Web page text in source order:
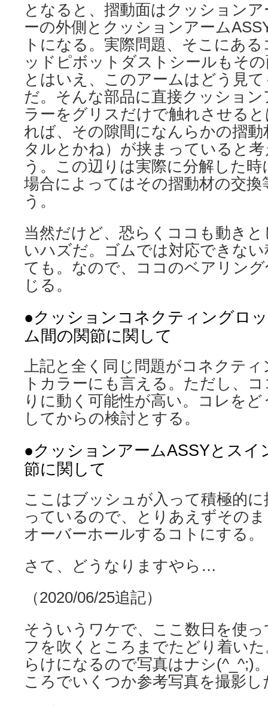
となると、摺動面はクッション
ーの外側とクッションアーム
トになる。実際問題、そこにあ
ッドピボットダストシールもそ
とはいえ、このアームはどう見
だ。そんな部品に直接クッショ
ラーをグリスだけで触れさせる
れば、その隙間になんらかの摺
タルとかね）が挟まっていると
う。この辺りは実際に分解した
場合によってはその摺動材の交
う。
当然だけど、恐らくココも動き
いハズだ。ゴムでは対応できな
ても。なので、ココのベアリン
じる。
●クッションコネクティングロ
ム間の関節に関して
上記と全く同じ問題がコネクテ
トカラーにも言える。ただし、
りに動く可能性が高い。コレを
してからの検討とする。
●クッションアームASSYとスイ
節に関して
ここはブッシュが入って積極的
っているので、とりあえずその
オーバーホールするコトにする。
さて、どうなりますやら…
（2020/06/25追記）
そういうワケで、ここ数日を使
フを吹くところまでたどり着い
らけになるので写真はナシ(^_^;)
ころでいくつか参考写真を撮影し